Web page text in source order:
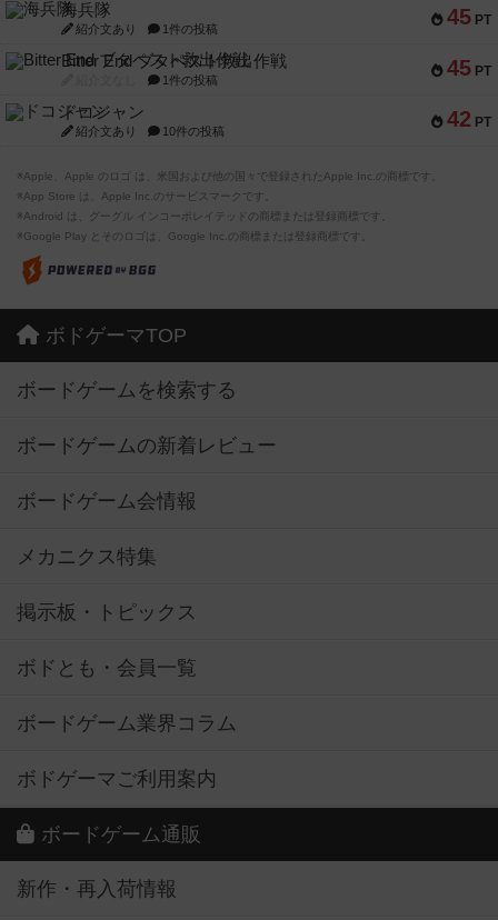
45 PT
海兵隊
紹介文あり 1件の投稿
45 PT
Bitter End ブタペスト救出作戦
1件の投稿
42 PT
ドコジャン
紹介文あり 10件の投稿
※Apple、Apple のロゴ は、米国および他の国々で登録されたApple Inc.の商標です。
※App Store は、Apple Inc.のサービスマークです。
※Android は、グーグル インコーポレイテッドの商標または登録商標です。
※Google Play とそのロゴは、Google Inc.の商標または登録商標です。
ボドゲーマTOP
ボードゲームを検索する
ボードゲームの新着レビュー
ボードゲーム会情報
メカニクス特集
掲示板・トピックス
ボドとも・会員一覧
ボードゲーム業界コラム
ボドゲーマご利用案内
ボードゲーム通販
新作・再入荷情報